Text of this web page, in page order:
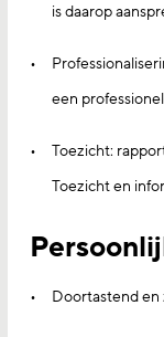
is daarop
een
Toezicht:
Toezicht en
Doortastend